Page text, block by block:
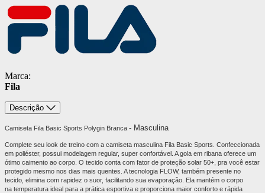
Marca:
Fila
Descrição
Camiseta Fila Basic Sports Polygin Branca - Masculina
Complete seu look de treino com a camiseta masculina Fila Basic Sports. Confeccionada
em poliéster, possui modelagem regular, super confortável. A gola em ribana oferece um
ótimo caimento ao corpo. O tecido conta com fator de proteção solar 50+, pra você estar
protegido mesmo nos dias mais quentes. A tecnologia FLOW, também presente no
tecido, elimina com rapidez o suor, facilitando sua evaporação. Ela mantém o corpo
na temperatura ideal para a prática esportiva e proporciona maior conforto e rápida